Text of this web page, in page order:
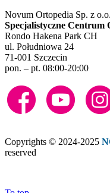
Novum Ortopedia Sp. z o.o.
Specjalistyczne Centrum
Rondo Hakena Park CH
ul. Południowa 24
71-001 Szczecin
pon. – pt. 08:00-20:00
Copyrights © 2024-2025
reserved